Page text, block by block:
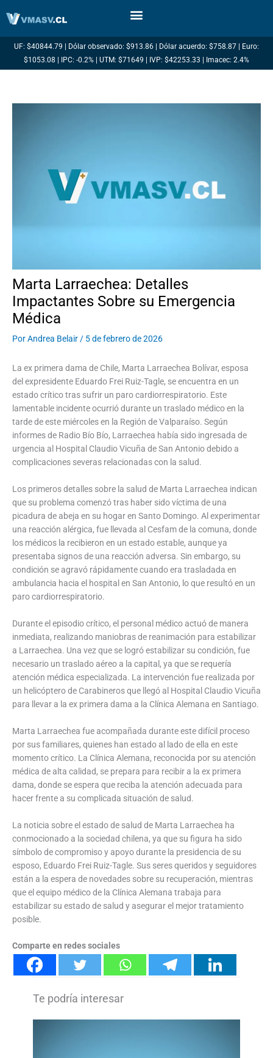
UF: $40844.79 | Dólar observado: $913.86 | Dólar acuerdo: $758.87 | Euro:
$1053.08 | IPC: -0.2% | UTM: $71649 | IVP: $42253.33 | Imacec: 2.4%
Marta Larraechea: Detalles
Impactantes Sobre su Emergencia
Médica
PorAndrea Belair / 5 de febrero de 2026
La ex primera dama de Chile, Marta Larraechea Bolívar, esposa
del expresidente Eduardo Frei Ruiz-Tagle, se encuentra en un
estado crítico tras sufrir un paro cardiorrespiratorio. Este
lamentable incidente ocurrió durante un traslado médico en la
tarde de este miércoles en la Región de Valparaíso. Según
informes de Radio Bío Bío, Larraechea había sido ingresada de
urgencia al Hospital Claudio Vicuña de San Antonio debido a
complicaciones severas relacionadas con la salud.
Los primeros detalles sobre la salud de Marta Larraechea indican
que su problema comenzó tras haber sido víctima de una
picadura de abeja en su hogar en Santo Domingo. Al experimentar
una reacción alérgica, fue llevada al Cesfam de la comuna, donde
los médicos la recibieron en un estado estable, aunque ya
presentaba signos de una reacción adversa. Sin embargo, su
condición se agravó rápidamente cuando era trasladada en
ambulancia hacia el hospital en San Antonio, lo que resultó en un
paro cardiorrespiratorio.
Durante el episodio crítico, el personal médico actuó de manera
inmediata, realizando maniobras de reanimación para estabilizar
a Larraechea. Una vez que se logró estabilizar su condición, fue
necesario un traslado aéreo a la capital, ya que se requería
atención médica especializada. La intervención fue realizada por
un helicóptero de Carabineros que llegó al Hospital Claudio Vicuña
para llevar a la ex primera dama a la Clínica Alemana en Santiago.
Marta Larraechea fue acompañada durante este difícil proceso
por sus familiares, quienes han estado al lado de ella en este
momento crítico. La Clínica Alemana, reconocida por su atención
médica de alta calidad, se prepara para recibir a la ex primera
dama, donde se espera que reciba la atención adecuada para
hacer frente a su complicada situación de salud.
La noticia sobre el estado de salud de Marta Larraechea ha
conmocionado a la sociedad chilena, ya que su figura ha sido
símbolo de compromiso y apoyo durante la presidencia de su
esposo, Eduardo Frei Ruiz-Tagle. Sus seres queridos y seguidores
están a la espera de novedades sobre su recuperación, mientras
que el equipo médico de la Clínica Alemana trabaja para
estabilizar su estado de salud y asegurar el mejor tratamiento
posible.
Comparte en redes sociales